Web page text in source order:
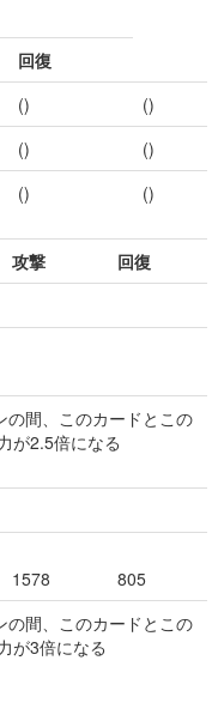
回復
()
()
()
()
() ()
攻撃
回復
の間、このカードとこの
が2.5倍になる
1578
805
の間、このカードとこの
が3倍になる